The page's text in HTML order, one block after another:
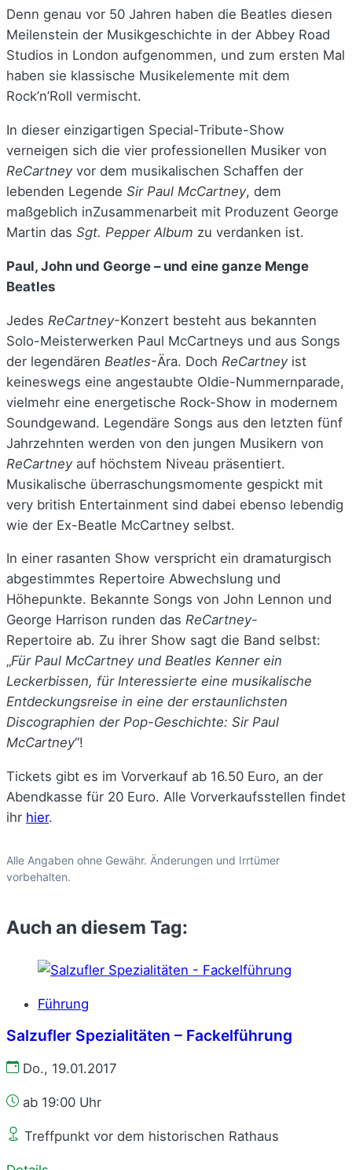
Denn genau vor 50 Jahren haben die Beatles diesen
Meilenstein der Musikgeschichte in der Abbey Road
Studios in London aufgenommen, und zum ersten Mal
haben sie klassische Musikelemente mit dem
Rock’n’Roll vermischt.
In dieser einzigartigen Special-Tribute-Show
verneigen sich die vier professionellen Musiker von
ReCartneyvor dem musikalischen Schaffen der
lebenden Legende Sir Paul McCartney, dem
maßgeblich inZusammenarbeit mit Produzent George
Martin das Sgt. Pepper Album zu verdanken ist.
Paul, John und George – und eine ganze Menge
Beatles
Jedes ReCartney-Konzert besteht aus bekannten
Solo-Meisterwerken Paul McCartneys und aus Songs
der legendären Beatles-Ära. Doch ReCartneyist
keineswegs eine angestaubte Oldie-Nummernparade,
vielmehr eine energetische Rock-Show in modernem
Soundgewand. Legendäre Songs aus den letzten fünf
Jahrzehnten werden von den jungen Musikern von
ReCartneyauf höchstem Niveau präsentiert.
Musikalische überraschungsmomente gespickt mit
very british Entertainment sind dabei ebenso lebendig
wie der Ex-Beatle McCartney selbst.
In einer rasanten Show verspricht ein dramaturgisch
abgestimmtes Repertoire Abwechslung und
Höhepunkte. Bekannte Songs von John Lennon und
George Harrison runden das ReCartney-
Repertoire ab. Zu ihrer Show sagt die Band selbst:
„Für Paul McCartney und Beatles Kenner ein
Leckerbissen, für Interessierte eine musikalische
Entdeckungsreise in eine der erstaunlichsten
Discographien der Pop-Geschichte: Sir Paul
McCartney“!
Tickets gibt es im Vorverkauf ab 16.50 Euro, an der
Abendkasse für 20 Euro. Alle Vorverkaufsstellen findet
ihr hier.
Alle Angaben ohne Gewähr. Änderungen und Irrtümer
vorbehalten.
Auch an diesem Tag:
Führung
Salzufler Spezialitäten – Fackelführung
Do., 19.01.2017
ab 19:00 Uhr
Treffpunkt vor dem historischen Rathaus